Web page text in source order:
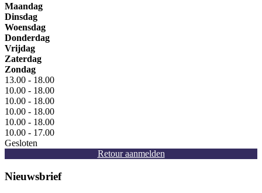
Maandag
Dinsdag
Woensdag
Donderdag
Vrijdag
Zaterdag
Zondag
13.00 - 18.00
10.00 - 18.00
10.00 - 18.00
10.00 - 18.00
10.00 - 18.00
10.00 - 17.00
Gesloten
Retour aanmelden
Nieuwsbrief